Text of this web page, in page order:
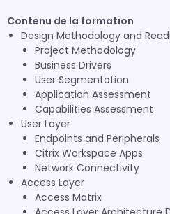
Contenu de la formation
Design Methodology and
Project Methodology
Business Drivers
User Segmentation
Application Assessment
Capabilities Assessment
User Layer
Endpoints and Peripherals
Citrix Workspace Apps
Network Connectivity
Access Layer
Access Matrix